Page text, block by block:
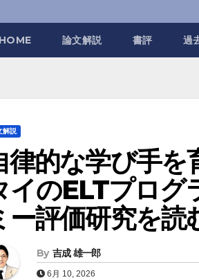
HOME 論文解説 書評 過
解説
律的な学び手
イのELTプログ
ー評価研究を読
By 吉成 雄一郎
6月 10, 2026